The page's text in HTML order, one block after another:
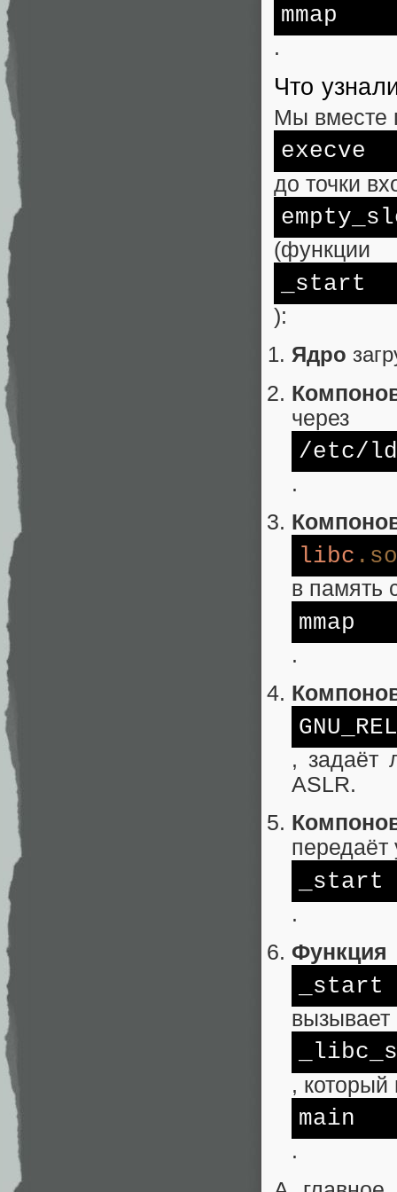
mmap
.
Что
Мы вместе
execve
до точки
(функции
_start
):
Ядро
через
/etc/
.
libc
в память
mmap
.
, задаёт
ASLR.
передаёт
_start
.
Функция
_start
вызывает
, который
main
.